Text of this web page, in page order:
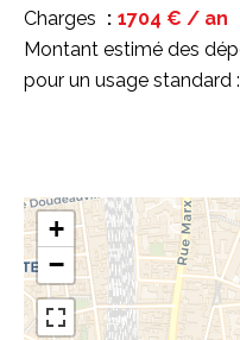
Charges
1704 € / an
Montant estimé des
pour un usage standard
+
−